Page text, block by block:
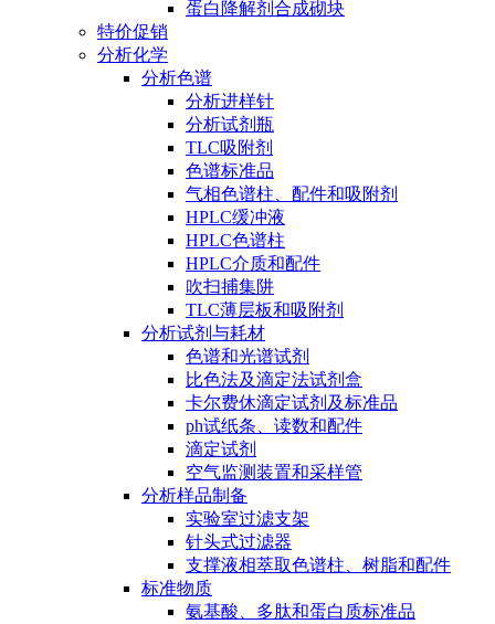
蛋白降解剂合成砌块
特价促销
分析化学
分析色谱
分析进样针
分析试剂瓶
TLC吸附剂
色谱标准品
气相色谱柱、配件和吸附剂
HPLC缓冲液
HPLC色谱柱
HPLC介质和配件
吹扫捕集阱
TLC薄层板和吸附剂
分析试剂与耗材
色谱和光谱试剂
比色法及滴定法试剂盒
卡尔费休滴定试剂及标准品
ph试纸条、读数和配件
滴定试剂
空气监测装置和采样管
分析样品制备
实验室过滤支架
针头式过滤器
支撑液相萃取色谱柱、树脂和配件
标准物质
氨基酸、多肽和蛋白质标准品